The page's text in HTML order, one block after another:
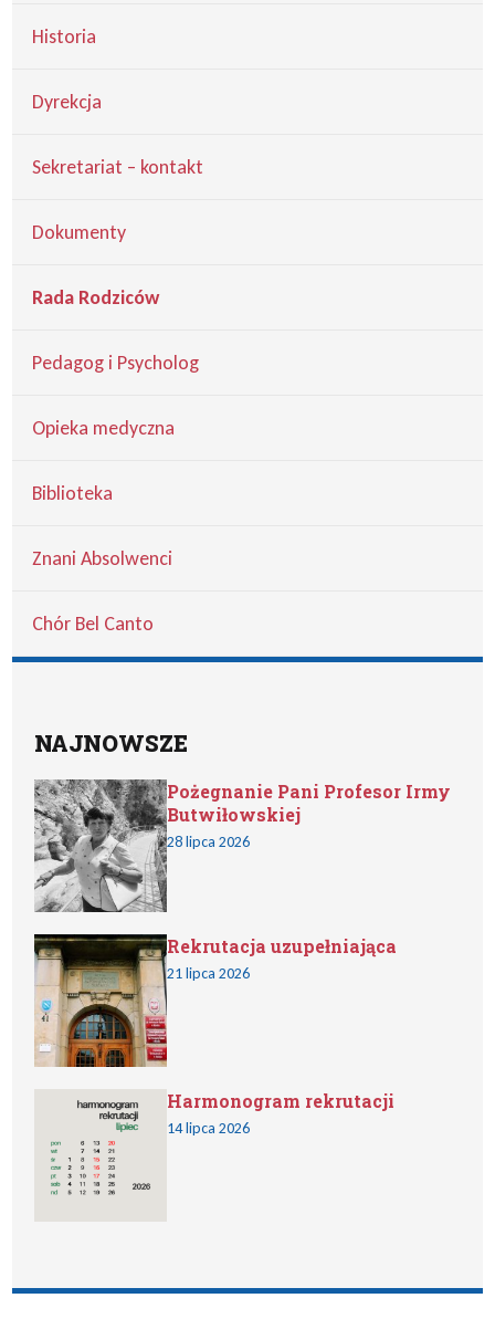
Historia
Dyrekcja
Sekretariat – kontakt
Dokumenty
Rada Rodziców
Pedagog i Psycholog
Opieka medyczna
Biblioteka
Znani Absolwenci
Chór Bel Canto
NAJNOWSZE
Pożegnanie Pani Profesor Irmy
Butwiłowskiej
28 lipca 2026
Rekrutacja uzupełniająca
21 lipca 2026
Harmonogram rekrutacji
14 lipca 2026